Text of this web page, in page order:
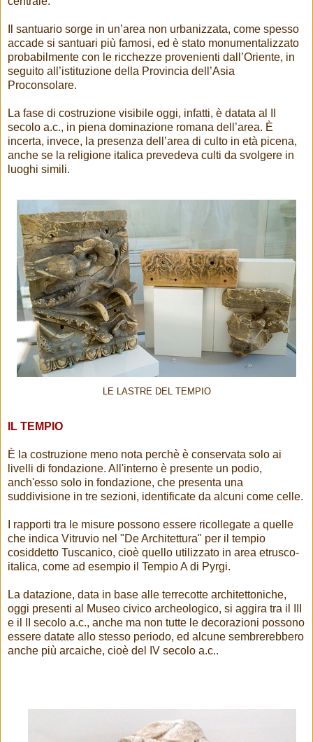
Il santuario sorge in un’area non urbanizzata, come spesso
accade si santuari più famosi, ed è stato monumentalizzato
probabilmente con le ricchezze provenienti dall’Oriente, in
seguito all’istituzione della Provincia dell’Asia
Proconsolare.
La fase di costruzione visibile oggi, infatti, è datata al II
secolo a.c., in piena dominazione romana dell’area. È
incerta, invece, la presenza dell’area di culto in età picena,
anche se la religione italica prevedeva culti da svolgere in
luoghi simili.
LE LASTRE DEL TEMPIO
IL TEMPIO
È la costruzione meno nota perchè è conservata solo ai
livelli di fondazione. All'interno è presente un podio,
anch'esso solo in fondazione, che presenta una
suddivisione in tre sezioni, identificate da alcuni come celle.
I rapporti tra le misure possono essere ricollegate a quelle
che indica Vitruvio nel "De Architettura" per il tempio
cosiddetto Tuscanico, cioè quello utilizzato in area etrusco-
italica, come ad esempio il Tempio A di Pyrgi.
La datazione, data in base alle terrecotte architettoniche,
oggi presenti al Museo civico archeologico, si aggira tra il III
e il II secolo a.c., anche ma non tutte le decorazioni possono
essere datate allo stesso periodo, ed alcune sembrerebbero
anche più arcaiche, cioè del IV secolo a.c..